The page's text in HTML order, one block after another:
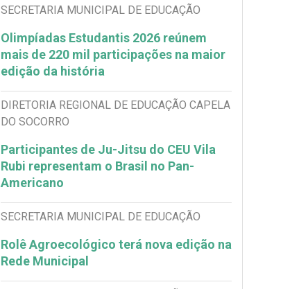
SECRETARIA MUNICIPAL DE EDUCAÇÃO
Olimpíadas Estudantis 2026 reúnem
mais de 220 mil participações na maior
edição da história
DIRETORIA REGIONAL DE EDUCAÇÃO CAPELA
DO SOCORRO
Participantes de Ju-Jitsu do CEU Vila
Rubi representam o Brasil no Pan-
Americano
SECRETARIA MUNICIPAL DE EDUCAÇÃO
Rolê Agroecológico terá nova edição na
Rede Municipal